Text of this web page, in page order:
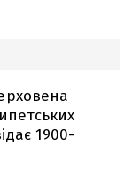
1900-